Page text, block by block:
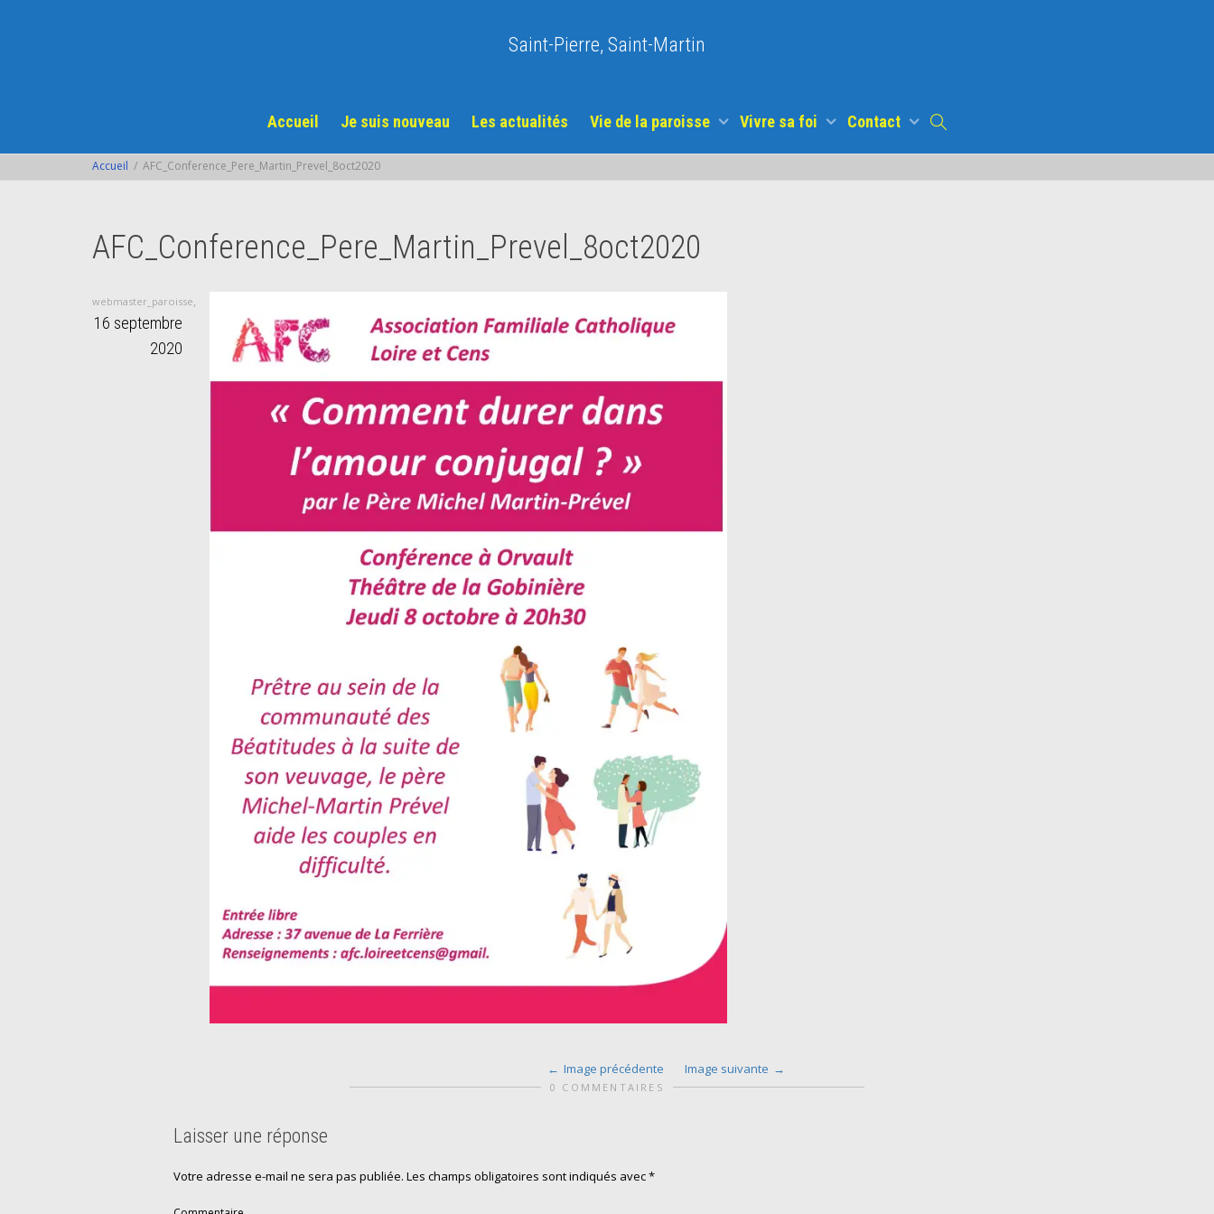
Saint-Pierre, Saint-Martin
Accueil Je suis nouveau Les actualités Vie de la paroisse Vivre sa foi Contact
Accueil AFC_Conference_Pere_Martin_Prevel_8oct2020
AFC_Conference_Pere_Martin_Prevel_8oct2020
webmaster_paroisse,
16 septembre
2020
Image précédente Image suivante
0 COMMENTAIRES
Laisser une réponse
Votre adresse e-mail ne sera pas publiée. Les champs obligatoires sont indiqués avec*